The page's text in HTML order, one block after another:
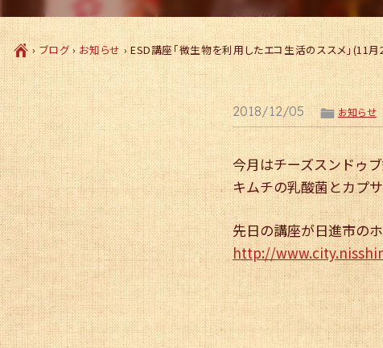
Ç›ブログ›お知らせ ›ESD講座「微生物を利用したエコ生活のススメ」(11
2018/12/05 ë お知らせ
今月はチーズスンドゥ
キムチの乳酸菌とカプ
先日の講座が日進市の
http://